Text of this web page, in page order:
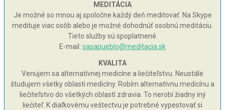
MEDITÁCIA
Je možné so mnou aj spoločne každý deň meditovať. Na Skype
medituje viac osôb alebo je možné dohodnúť osobnú meditáciu.
Tieto služby sú spoplatnené.
E-mail: sasapueblo@meditacia.sk
KVALITA
Venujem sa alternatívnej medicíne a liečiteľstvu. Neustále
študujem všetky oblasti medicíny. Robím alternatívnu medicínu a
liečiteľstvo do všetkých oblastí zdravia. To nerobí žiadny iný
liečiteľ. K diaľkovému veštectvu je potrebné vypestovať si